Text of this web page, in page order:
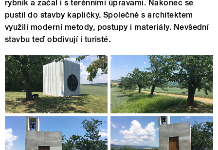
rybník a začal i s terénními úpravami. Nakonec se
pustil do stavby kapličky. Společně s architektem
využili moderní metody, postupy i materiály. Nevšední
stavbu teď obdivují i turisté.